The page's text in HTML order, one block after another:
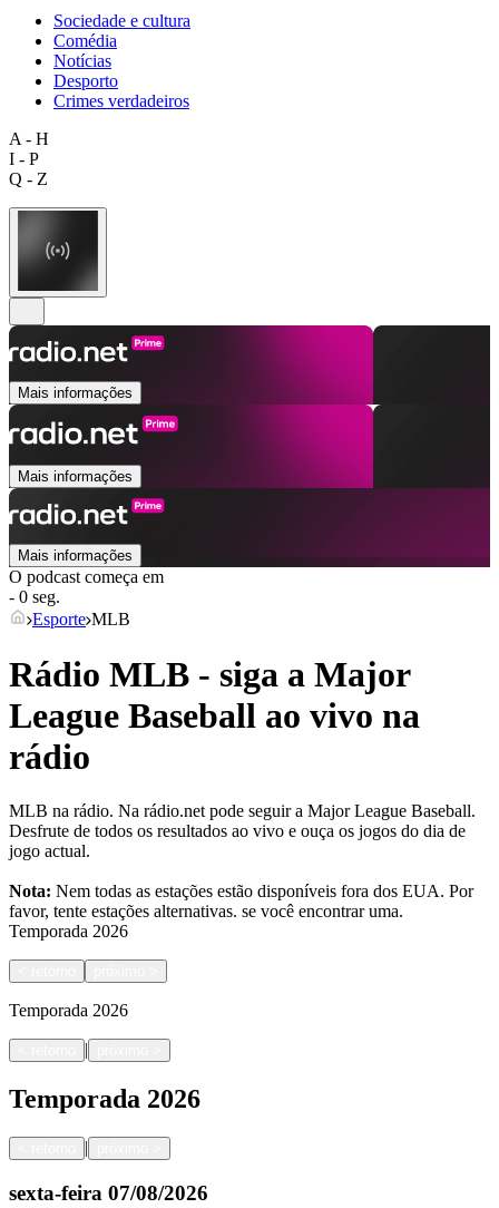
Sociedade e cultura
Comédia
Notícias
Desporto
Crimes verdadeiros
A - H
I - P
Q - Z
Mais informações
Mais informações
Mais informações
O podcast começa em
- 0 seg.
Esporte MLB
Rádio MLB - siga a Major
League Baseball ao vivo na
rádio
MLB na rádio. Na rádio.net pode seguir a Major League Baseball.
Desfrute de todos os resultados ao vivo e ouça os jogos do dia de
jogo actual.
Nota: Nem todas as estações estão disponíveis fora dos EUA. Por
favor, tente estações alternativas. se você encontrar uma.
Temporada 2026
Temporada 2026
|
Temporada 2026
|
sexta-feira 07/08/2026